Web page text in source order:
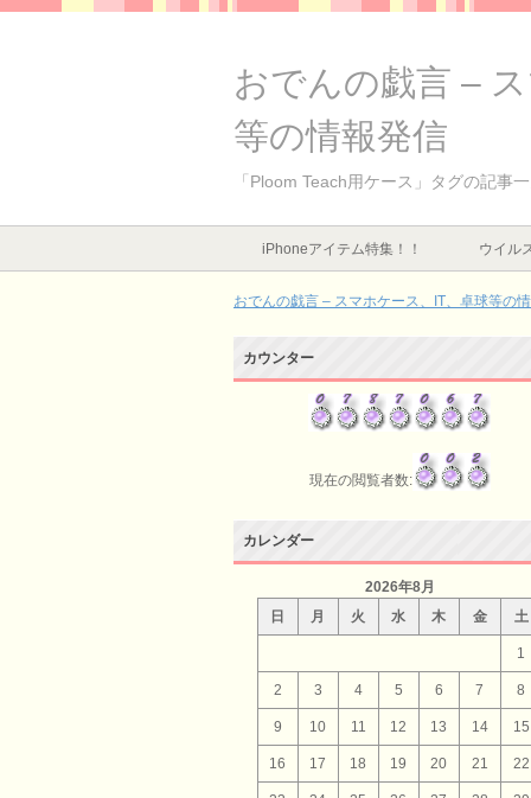
おでんの戯言 –
等の情報発信
「Ploom Teach用ケース」タグの記事
iPhoneアイテム特集！！ ウイル
おでんの戯言 – スマホケース、IT、卓球等の
カウンター
現在の閲覧者数:
カレンダー
2026年8月
日
月 火 水 木 金 土
1
2 3 4 5 6 7 8
9 10 11 12 13 14 15
16 17 18 19 20 21 22